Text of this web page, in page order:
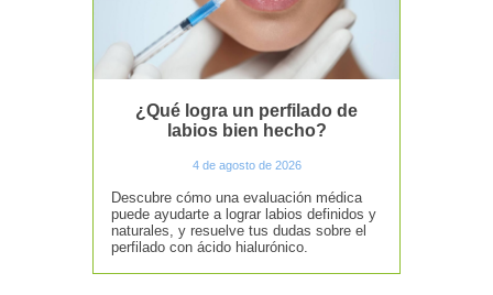
¿Qué logra un perfilado de
labios bien hecho?
4 de agosto de 2026
Descubre cómo una evaluación médica
puede ayudarte a lograr labios definidos y
naturales, y resuelve tus dudas sobre el
perfilado con ácido hialurónico.